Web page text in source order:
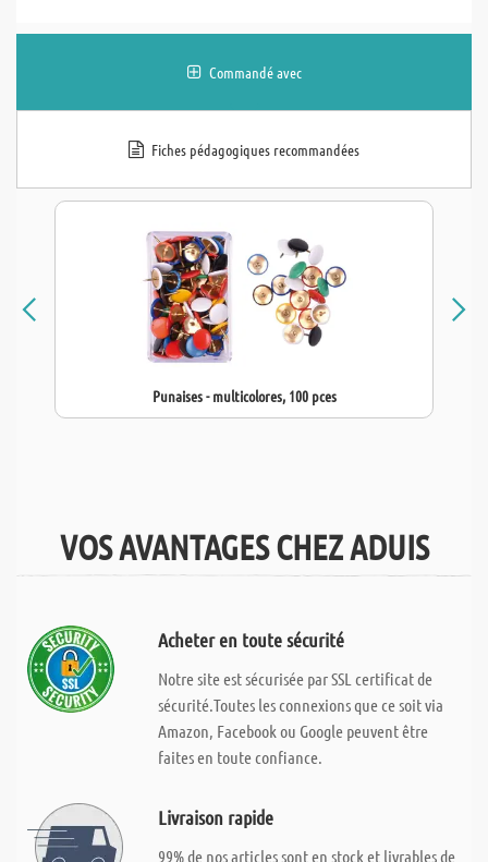
Commandé avec
Fiches pédagogiques recommandées
Punaises - multicolores, 100 pces
VOS AVANTAGES CHEZ ADUIS
Acheter en toute sécurité
Notre site est sécurisée par SSL certificat de
sécurité.Toutes les connexions que ce soit via
Amazon, Facebook ou Google peuvent être
faites en toute confiance.
Livraison rapide
99% de nos articles sont en stock et livrables de